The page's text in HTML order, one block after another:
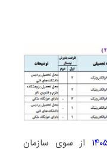
از سوی سازمان